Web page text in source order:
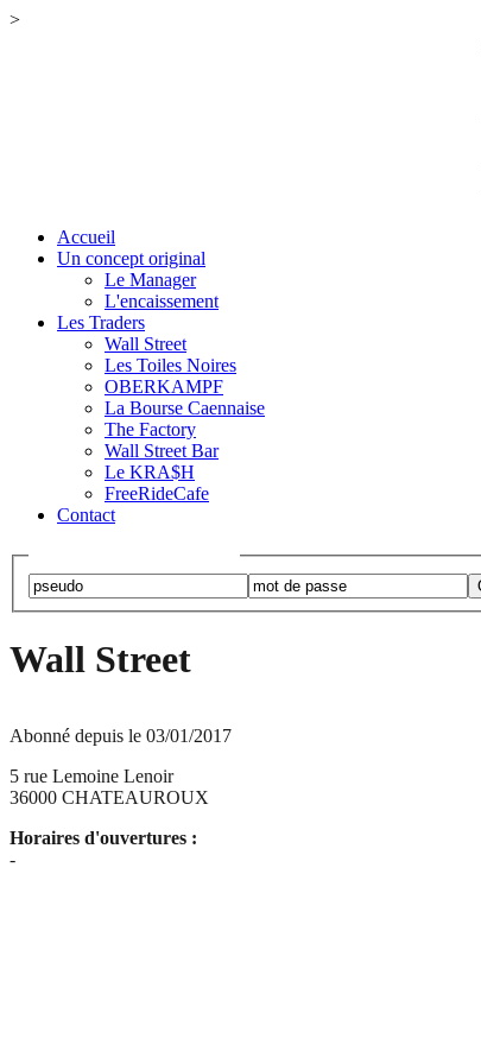
>
Accueil
Un concept original
Le Manager
L'encaissement
Les Traders
Wall Street
Les Toiles Noires
OBERKAMPF
La Bourse Caennaise
The Factory
Wall Street Bar
Le KRA$H
FreeRideCafe
Contact
Wall Street
Abonné depuis le 03/01/2017
5 rue Lemoine Lenoir
36000 CHATEAUROUX
Horaires d'ouvertures :
-